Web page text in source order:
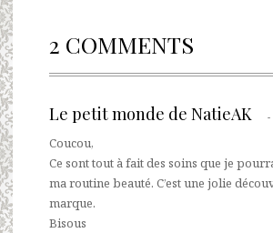
2 COMMENTS
Le petit monde de NatieAK
Coucou,
Ce sont tout à fait des soins que je
ma routine beauté. C’est une jolie
marque.
Bisous